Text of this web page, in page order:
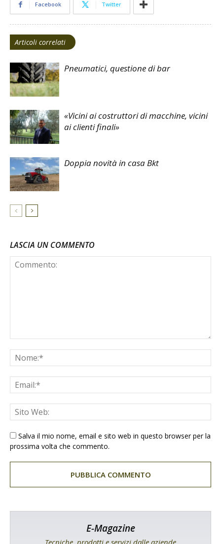
Facebook Twitter
Articoli correlati
Pneumatici, questione di bar
«Vicini ai costruttori di macchine, vicini
ai clienti finali»
Doppia novità in casa Bkt
LASCIA UN COMMENTO
Salva il mio nome, email e sito web in questo browser per la
prossima volta che commento.
E-Magazine
Tecniche, prodotti e servizi dalle aziende